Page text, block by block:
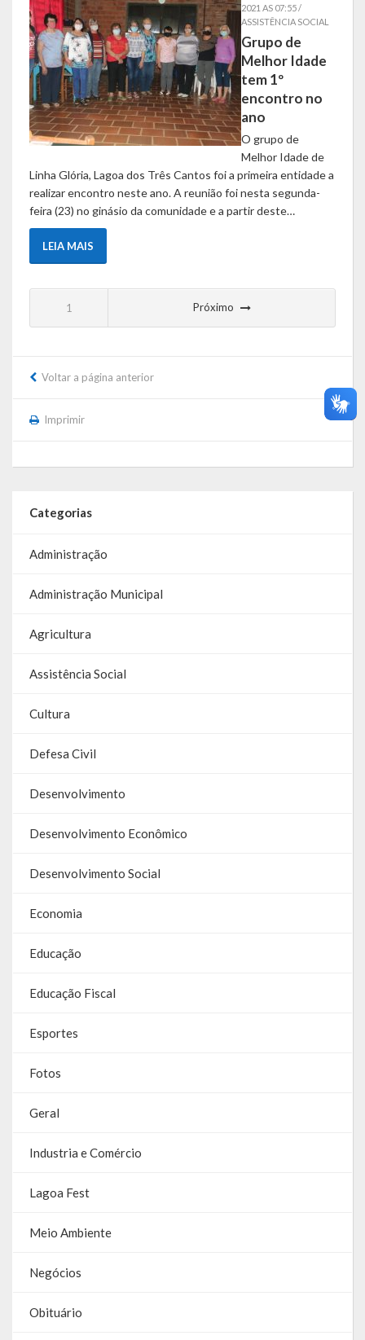
2021 AS 07:55 /
ASSISTÊNCIA SOCIAL
Grupo de
Melhor Idade
tem 1º
encontro no
ano
O grupo de
Melhor Idade de
Linha Glória, Lagoa dos Três Cantos foi a primeira entidade a
realizar encontro neste ano. A reunião foi nesta segunda-
feira (23) no ginásio da comunidade e a partir deste…
LEIA MAIS
1 Próximo
Voltar a página anterior
Imprimir
Categorias
Administração
Administração Municipal
Agricultura
Assistência Social
Cultura
Defesa Civil
Desenvolvimento
Desenvolvimento Econômico
Desenvolvimento Social
Economia
Educação
Educação Fiscal
Esportes
Fotos
Geral
Industria e Comércio
Lagoa Fest
Meio Ambiente
Negócios
Obituário